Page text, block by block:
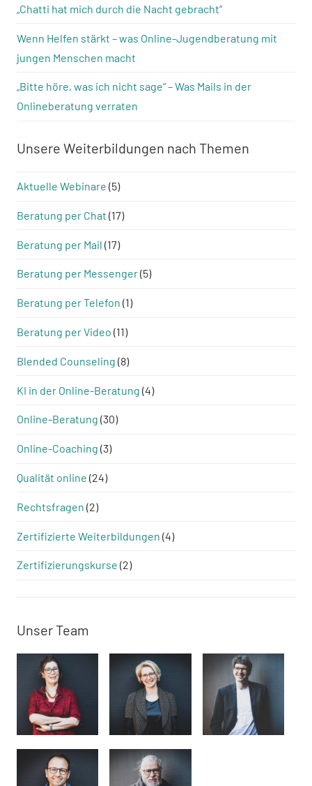
„Chatti hat mich durch die Nacht gebracht“
Wenn Helfen stärkt – was Online-Jugendberatung mit
jungen Menschen macht
„Bitte höre, was ich nicht sage“ – Was Mails in der
Onlineberatung verraten
Unsere Weiterbildungen nach Themen
Aktuelle Webinare (5)
Beratung per Chat (17)
Beratung per Mail (17)
Beratung per Messenger(5)
Beratung per Telefon (1)
Beratung per Video (11)
Blended Counseling (8)
KI in der Online-Beratung (4)
Online-Beratung (30)
Online-Coaching (3)
Qualität online (24)
Rechtsfragen (2)
Zertifizierte Weiterbildungen (4)
Zertifizierungskurse (2)
Unser Team